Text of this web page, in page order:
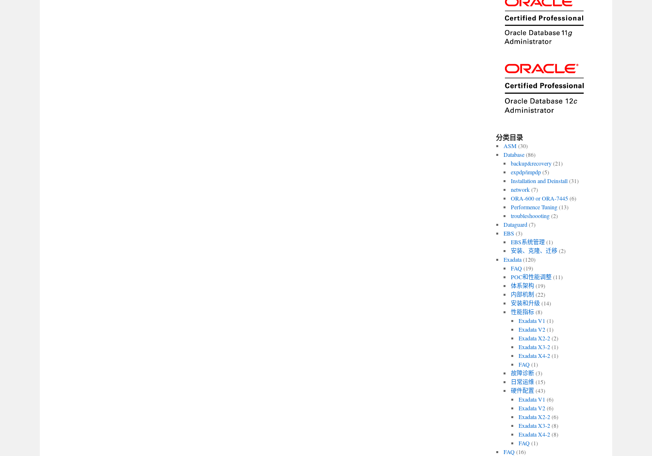
分类目录
ASM(30)
Database(86)
backup&recovery(21)
expdp/impdp(5)
Installation and Deinstall(31)
network(7)
ORA-600 or ORA-7445(6)
Performence Tuning(13)
troubleshoooting(2)
Dataguard(7)
EBS (3)
EBS系统管理(1)
安装、克隆、迁移(2)
Exadata(120)
FAQ(19)
POC和性能调整(11)
体系架构(19)
内部机制 (22)
安装和升级 (14)
性能指标(8)
Exadata V1 (1)
Exadata V2(1)
Exadata X2-2(2)
Exadata X3-2(1)
Exadata X4-2(1)
FAQ(1)
故障诊断(3)
日常运维(15)
硬件配置 (43)
Exadata V1 (6)
Exadata V2(6)
Exadata X2-2(6)
Exadata X3-2(8)
Exadata X4-2(8)
FAQ(1)
FAQ(16)